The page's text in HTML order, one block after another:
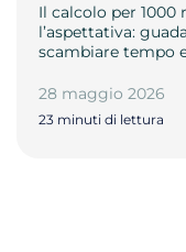
Il calcolo per
l’aspettativa:
scambiare tempo
28 maggio 2026
23 minuti di lettura